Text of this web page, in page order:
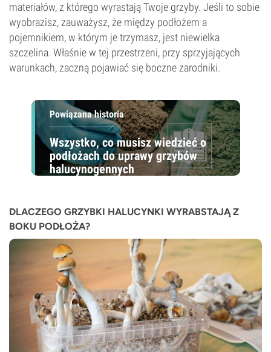
materiałów, z którego wyrastają Twoje grzyby. Jeśli to sobie
wyobrazisz, zauważysz, że między podłożem a
pojemnikiem, w którym je trzymasz, jest niewielka
szczelina. Właśnie w tej przestrzeni, przy sprzyjających
warunkach, zaczną pojawiać się boczne zarodniki.
Powiązana historia
Wszystko, co musisz wiedzieć o
podłożach do uprawy grzybów
halucynogennych
DLACZEGO GRZYBKI HALUCYNKI WYRABSTAJĄ Z
BOKU PODŁOŻA?